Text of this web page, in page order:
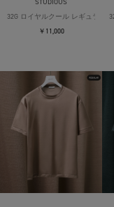
STUDIOUS
32G ロイヤルクール レギュラーT
￥11,000